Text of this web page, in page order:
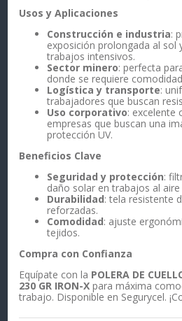
Usos y Aplicaciones
Construcción e industria:
exposición prolongada al sol
trabajos intensivos.
Sector minero: perfecta
donde se requiere
Logística y transporte:
trabajadores que buscan
Uso corporativo: excelente
empresas que buscan una
protección UV.
Beneficios Clave
Seguridad y protección:
daño solar en trabajos al aire
Durabilidad: tela resistente
reforzadas.
Comodidad: ajuste
tejidos.
Compra con Confianza
Equípate con la POLERA DE
230 GR IRON-X para máxima
trabajo. Disponible en Segurycel.